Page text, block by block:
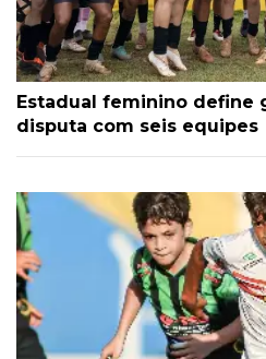
Estadual feminino define
disputa com seis equipes